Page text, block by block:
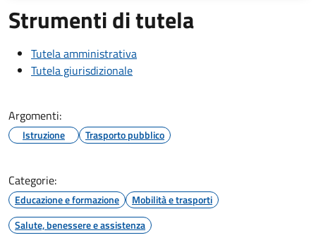
Strumenti di tutela
Tutela amministrativa
Tutela giurisdizionale
Argomenti:
Istruzione Trasporto pubblico
Categorie:
Educazione e formazione
Mobilità e trasporti
Salute, benessere e assistenza